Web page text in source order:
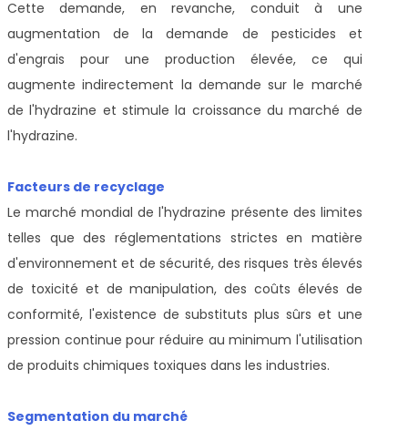
Cette demande, en revanche, conduit à une
augmentation de la demande de pesticides et
d'engrais pour une production élevée, ce qui
augmente indirectement la demande sur le marché
de l'hydrazine et stimule la croissance du marché de
l'hydrazine.
Facteurs de recyclage
Le marché mondial de l'hydrazine présente des limites
telles que des réglementations strictes en matière
d'environnement et de sécurité, des risques très élevés
de toxicité et de manipulation, des coûts élevés de
conformité, l'existence de substituts plus sûrs et une
pression continue pour réduire au minimum l'utilisation
de produits chimiques toxiques dans les industries.
Segmentation du marché